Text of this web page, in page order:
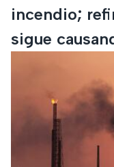
incendio;
sigue